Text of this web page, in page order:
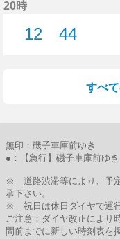
20時
12
44
すべ
無印：磯子車庫前ゆき
●：【急行】磯子車庫前ゆき
※ 道路渋滞等により、予
承下さい。
※ 祝日は休日ダイヤで運行
ご注意：ダイヤ改正により
間前までに新しい時刻表を